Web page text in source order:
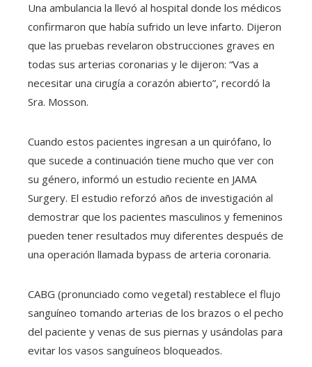
Una ambulancia la llevó al hospital donde los médicos
confirmaron que había sufrido un leve infarto. Dijeron
que las pruebas revelaron obstrucciones graves en
todas sus arterias coronarias y le dijeron: “Vas a
necesitar una cirugía a corazón abierto”, recordó la
Sra. Mosson.
Cuando estos pacientes ingresan a un quirófano, lo
que sucede a continuación tiene mucho que ver con
su género, informó un estudio reciente en JAMA
Surgery. El estudio reforzó años de investigación al
demostrar que los pacientes masculinos y femeninos
pueden tener resultados muy diferentes después de
una operación llamada bypass de arteria coronaria.
CABG (pronunciado como vegetal) restablece el flujo
sanguíneo tomando arterias de los brazos o el pecho
del paciente y venas de sus piernas y usándolas para
evitar los vasos sanguíneos bloqueados.